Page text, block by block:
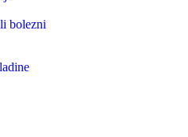
bolezni